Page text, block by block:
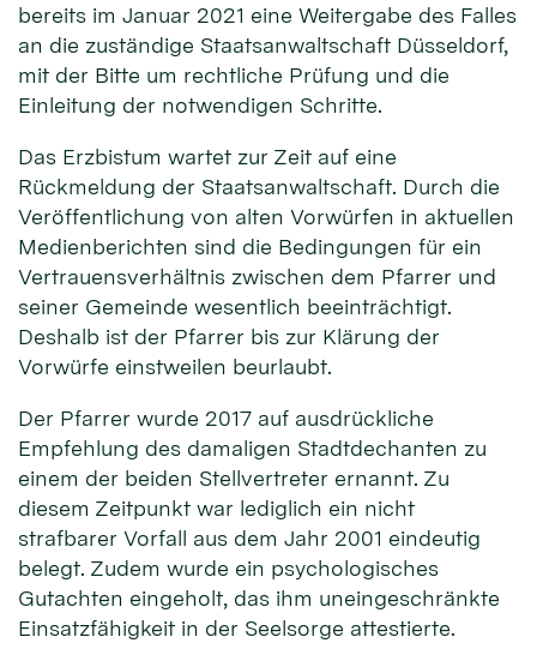
bereits im Januar 2021 eine Weitergabe des Falles
an die zuständige Staatsanwaltschaft Düsseldorf,
mit der Bitte um rechtliche Prüfung und die
Einleitung der notwendigen Schritte.
Das Erzbistum wartet zur Zeit auf eine
Rückmeldung der Staatsanwaltschaft. Durch die
Veröffentlichung von alten Vorwürfen in aktuellen
Medienberichten sind die Bedingungen für ein
Vertrauensverhältnis zwischen dem Pfarrer und
seiner Gemeinde wesentlich beeinträchtigt.
Deshalb ist der Pfarrer bis zur Klärung der
Vorwürfe einstweilen beurlaubt.
Der Pfarrer wurde 2017 auf ausdrückliche
Empfehlung des damaligen Stadtdechanten zu
einem der beiden Stellvertreter ernannt. Zu
diesem Zeitpunkt war lediglich ein nicht
strafbarer Vorfall aus dem Jahr 2001 eindeutig
belegt. Zudem wurde ein psychologisches
Gutachten eingeholt, das ihm uneingeschränkte
Einsatzfähigkeit in der Seelsorge attestierte.